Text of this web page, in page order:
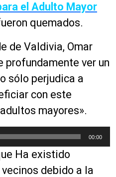
el Adulto Mayor
quemados.
de Valdivia, Omar
profundamente ver un
sólo perjudica a
con este
mayores».
00:00
Ha existido
debido a la